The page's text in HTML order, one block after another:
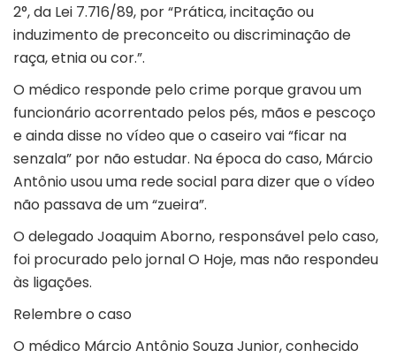
2°, da Lei 7.716/89, por “Prática, incitação ou
induzimento de preconceito ou discriminação de
raça, etnia ou cor.”.
O médico responde pelo crime porque gravou um
funcionário acorrentado pelos pés, mãos e pescoço
e ainda disse no vídeo que o caseiro vai “ficar na
senzala” por não estudar. Na época do caso, Márcio
Antônio usou uma rede social para dizer que o vídeo
não passava de um “zueira”.
O delegado Joaquim Aborno, responsável pelo caso,
foi procurado pelo jornal O Hoje, mas não respondeu
às ligações.
Relembre o caso
O médico Márcio Antônio Souza Junior, conhecido